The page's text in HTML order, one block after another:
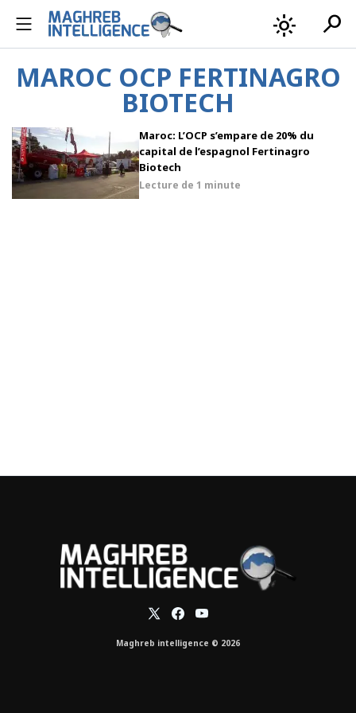
light_mode search
MAROC OCP FERTINAGRO
BIOTECH
Maroc: L’OCP s’empare de 20% du
capital de l’espagnol Fertinagro
Biotech
Lecture de 1 minute
Maghreb intelligence © 2026